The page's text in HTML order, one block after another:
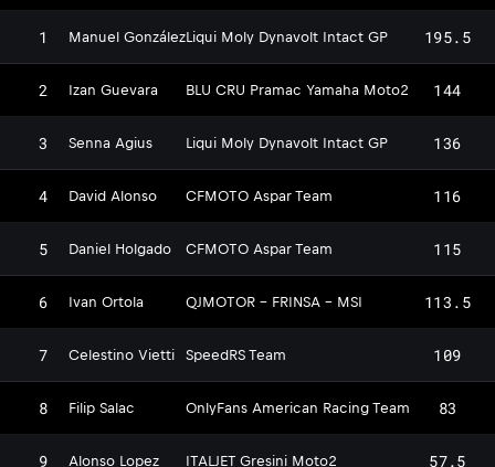
1 Manuel GonzálezLiqui Moly Dynavolt Intact GP 195.5
2 Izan Guevara BLU CRU Pramac Yamaha Moto2 144
3 Senna Agius Liqui Moly Dynavolt Intact GP 136
4 David Alonso CFMOTO Aspar Team 116
5 Daniel Holgado CFMOTO Aspar Team 115
6 Ivan Ortola QJMOTOR - FRINSA - MSI 113.5
7 Celestino Vietti SpeedRS Team 109
8 Filip Salac OnlyFans American Racing Team 83
9 Alonso Lopez ITALJET Gresini Moto2 57.5